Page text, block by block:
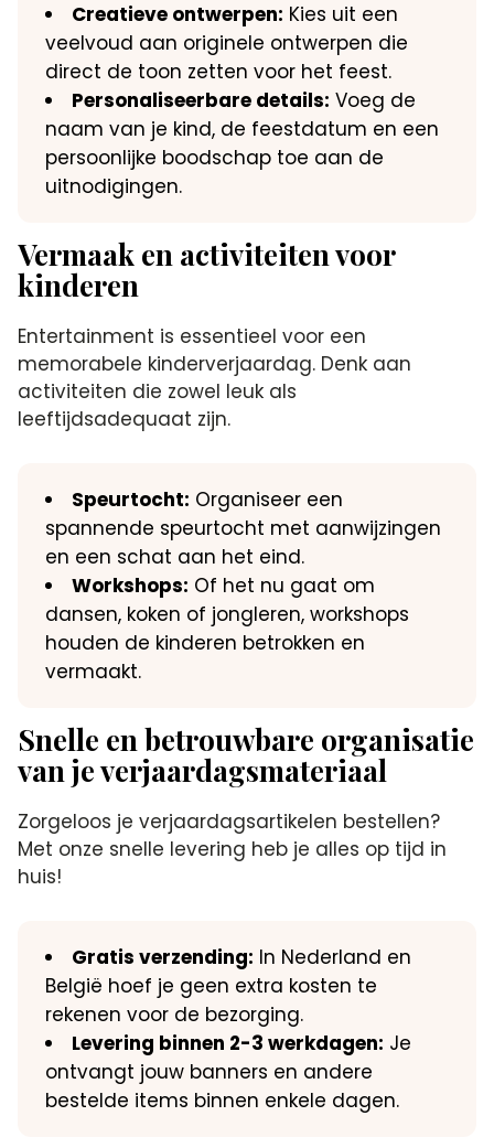
Creatieve ontwerpen: Kies uit een
veelvoud aan originele ontwerpen die
direct de toon zetten voor het feest.
Personaliseerbare details: Voeg de
naam van je kind, de feestdatum en een
persoonlijke boodschap toe aan de
uitnodigingen.
Vermaak en activiteiten voor
kinderen
Entertainment is essentieel voor een
memorabele kinderverjaardag. Denk aan
activiteiten die zowel leuk als
leeftijdsadequaat zijn.
Speurtocht: Organiseer een
spannende speurtocht met aanwijzingen
en een schat aan het eind.
Workshops: Of het nu gaat om
dansen, koken of jongleren, workshops
houden de kinderen betrokken en
vermaakt.
Snelle en betrouwbare organisatie
van je verjaardagsmateriaal
Zorgeloos je verjaardagsartikelen bestellen?
Met onze snelle levering heb je alles op tijd in
huis!
Gratis verzending: In Nederland en
België hoef je geen extra kosten te
rekenen voor de bezorging.
Levering binnen 2-3 werkdagen: Je
ontvangt jouw banners en andere
bestelde items binnen enkele dagen.